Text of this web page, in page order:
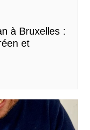
à Bruxelles :
et